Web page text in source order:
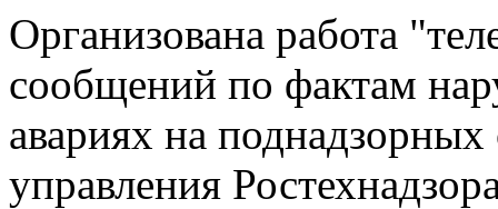
Организована работа
сообщений по фактам
авариях на поднадзорных
управления